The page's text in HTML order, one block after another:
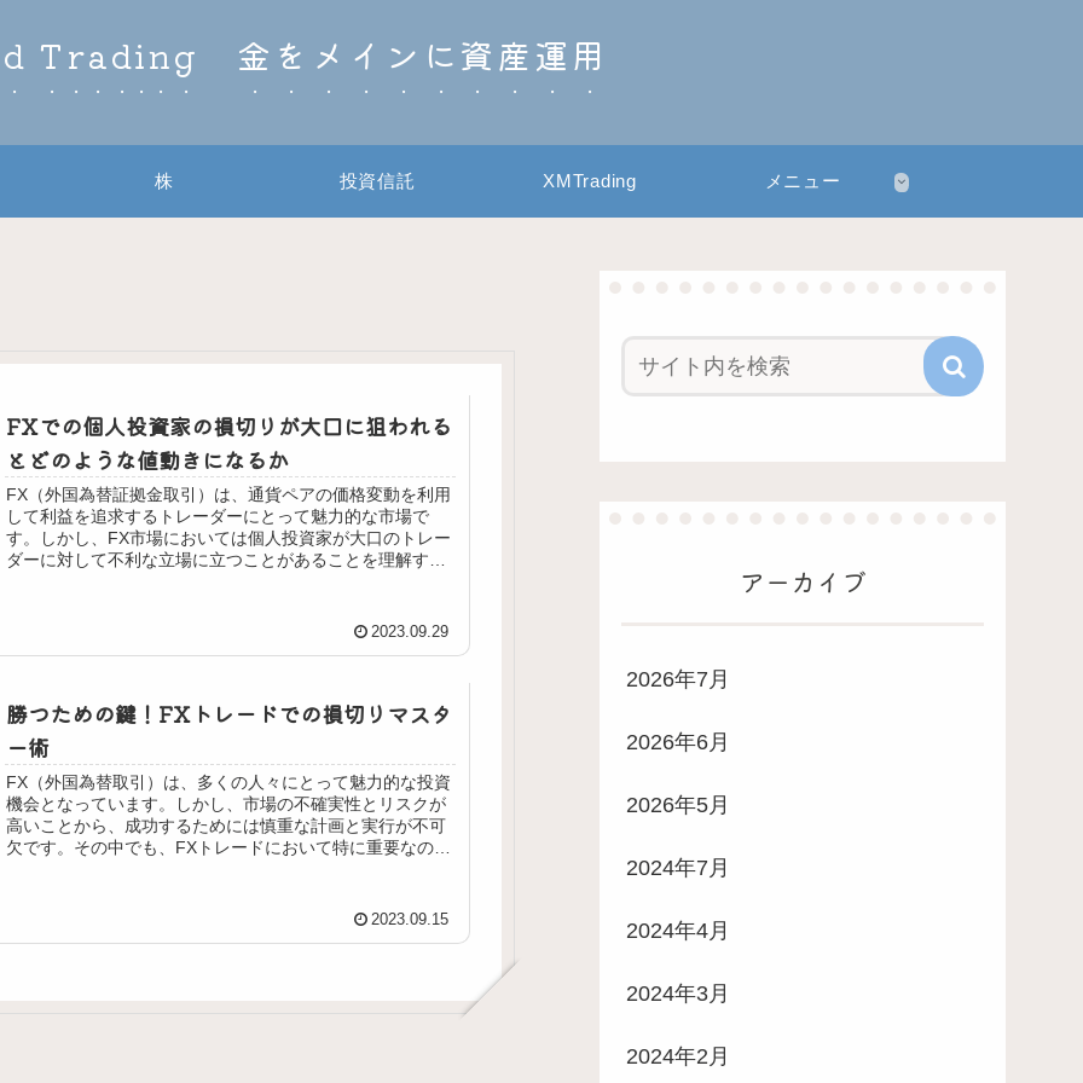
Trading 金をメインに資産運用
株 投資信託 XMTrading メニュー
FXでの個人投資家の損切りが大口に狙われる
とどのような値動きになるか
FX（外国為替証拠金取引）は、通貨ペアの価格変動を利用
して利益を追求するトレーダーにとって魅力的な市場で
す。しかし、FX市場においては個人投資家が大口のトレー
ダーに対して不利な立場に立つことがあることを理解する
2023.09.29
勝つための鍵！FXトレードでの損切りマスタ
ー術
FX（外国為替取引）は、多くの人々にとって魅力的な投資
機会となっています。しかし、市場の不確実性とリスクが
高いことから、成功するためには慎重な計画と実行が不可
欠です。その中でも、FXトレードにおいて特に重要なのが
2023.09.15
アーカイブ
2026年7月
2026年6月
2026年5月
2024年7月
2024年4月
2024年3月
2024年2月